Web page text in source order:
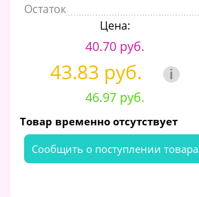
Остаток
Цена:
40.70 руб.
43.83 руб. i
46.97 руб.
Товар временно отсутствует
Cообщить о поступлении товара